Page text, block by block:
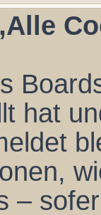
hat
–